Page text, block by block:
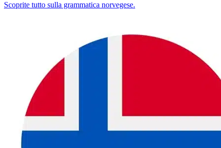
Scoprite tutto sulla grammatica norvegese.